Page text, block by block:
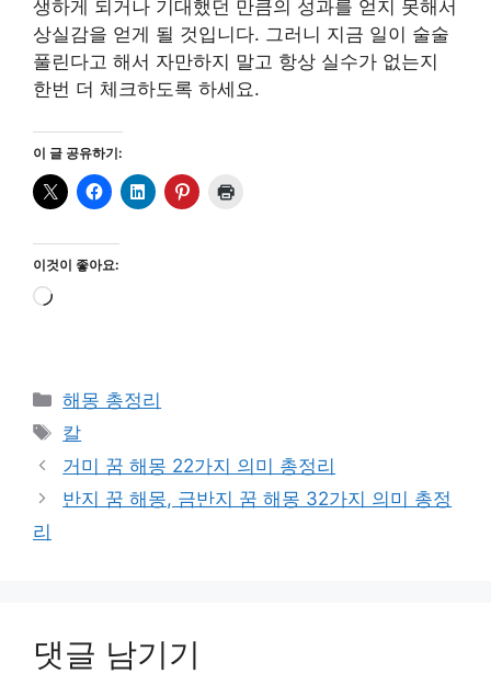
생하게 되거나 기대했던 만큼의 성과를 얻지 못해서
상실감을 얻게 될 것입니다. 그러니 지금 일이 술술
풀린다고 해서 자만하지 말고 항상 실수가 없는지
한번 더 체크하도록 하세요.
이 글 공유하기:
이것이 좋아요:
로
카
테
리
해몽 총정리
태
그
칼
거미 꿈 해몽 22가지 의미 총정리
반지 꿈 해몽, 금반지 꿈 해몽 32가지 의미 총정
리
댓글 남기기